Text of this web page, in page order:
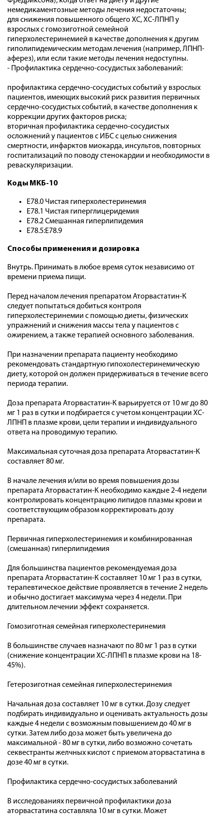
немедикаментозные методы лечения недостаточны;
для снижения повышенного общего ХС, ХС-ЛПНП у
взрослых с гомозиготной семейной
гиперхолестеринемией в качестве дополнения к другим
гиполипидемическим методам лечения (например, ЛПНП-
аферез), или если такие методы лечения недоступны.
- Профилактика сердечно-сосудистых заболеваний:
профилактика сердечно-сосудистых событий у взрослых
пациентов, имеющих высокий риск развития первичных
сердечно-сосудистых событий, в качестве дополнения к
коррекции других факторов риска;
вторичная профилактика сердечно-сосудистых
осложнений у пациентов с ИБС с целью снижения
смертности, инфарктов миокарда, инсультов, повторных
госпитализаций по поводу стенокардии и необходимости в
реваскуляризации.
Коды МКБ-10
E78.0 Чистая гиперхолестеринемия
E78.1 Чистая гиперглицеридемия
E78.2 Смешанная гиперлипидемия
E78.5:E78.9
Способы применения и дозировка
Внутрь. Принимать в любое время суток независимо от
времени приема пищи.
Перед началом лечения препаратом Аторвастатин-К
следует попытаться добиться контроля
гиперхолестеринемии с помощью диеты, физических
упражнений и снижения массы тела у пациентов с
ожирением, а также терапией основного заболевания.
При назначении препарата пациенту необходимо
рекомендовать стандартную гипохолестеринемическую
диету, которой он должен придерживаться в течение всего
периода терапии.
Доза препарата Аторвастатин-К варьируется от 10 мг до 80
мг 1 раз в сутки и подбирается с учетом концентрации ХС-
ЛПНП в плазме крови, цели терапии и индивидуального
ответа на проводимую терапию.
Максимальная суточная доза препарата Аторвастатин-К
составляет 80 мг.
В начале лечения и/или во время повышения дозы
препарата Аторвастатин-К необходимо каждые 2-4 недели
контролировать концентрацию липидов плазмы крови и
соответствующим образом корректировать дозу
препарата.
Первичная гиперхолестеринемия и комбинированная
(смешанная) гиперлипидемия
Для большинства пациентов рекомендуемая доза
препарата Аторвастатин-К составляет 10 мг 1 раз в сутки,
терапевтическое действие проявляется в течение 2 недель
и обычно достигает максимума через 4 недели. При
длительном лечении эффект сохраняется.
Гомозиготная семейная гиперхолестеринемия
В большинстве случаев назначают по 80 мг 1 раз в сутки
(снижение концентрации ХС-ЛПНП в плазме крови на 18-
45%).
Гетерозиготная семейная гиперхолестеринемия
Начальная доза составляет 10 мг в сутки. Дозу следует
подбирать индивидуально и оценивать актуальность дозы
каждые 4 недели с возможным повышением до 40 мг в
сутки. Затем либо доза может быть увеличена до
максимальной - 80 мг в сутки, либо возможно сочетать
секвестранты желчных кислот с приемом аторвастатина в
дозе 40 мг в сутки.
Профилактика сердечно-сосудистых заболеваний
В исследованиях первичной профилактики доза
аторвастатина составляла 10 мг в сутки. Может